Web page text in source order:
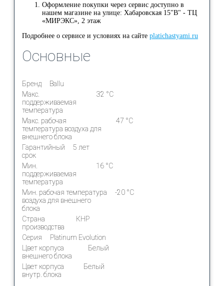
Оформление покупки через сервис доступно в
нашем магазине на улице: Хабаровская 15"В" - ТЦ
«МИРЭКС», 2 этаж
Подробнее о сервисе и условиях на сайте platichastyami.ru
Основные
Бренд
Ballu
Макс.
поддерживаемая
температура
32 °С
Макс. рабочая
температура воздуха для
внешнего блока
47 °С
Гарантийный
срок
5 лет
Мин.
поддерживаемая
температура
16 °С
Мин. рабочая температура
воздуха для внешнего
блока
-20 °С
Страна
производства
КНР
Серия
Platinum Evolution
Цвет корпуса
внешнего блока
Белый
Цвет корпуса
внутр. блока
Белый